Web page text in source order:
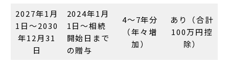
2027年1月
1日〜2030
年12月31
日
2024年1月
1日〜相続
開始日まで
の贈与
4〜7年分
（年々増
加）
あり（合計
100万円控
除）